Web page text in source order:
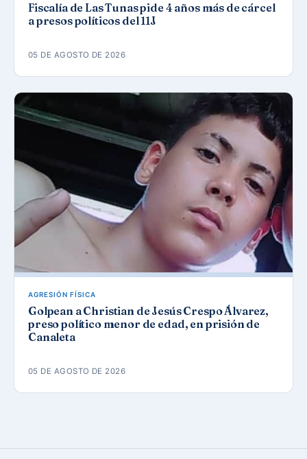
Fiscalía de Las Tunas pide 4 años más de cárcel
a presos políticos del 11J
05 DE AGOSTO DE 2026
AGRESIÓN FÍSICA
Golpean a Christian de Jesús Crespo Álvarez,
preso político menor de edad, en prisión de
Canaleta
05 DE AGOSTO DE 2026